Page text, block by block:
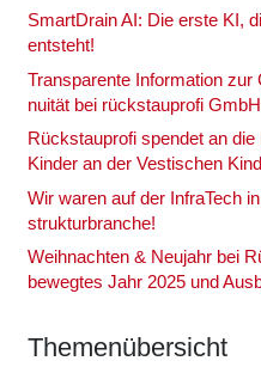
Smart­Drain AI: Die ers­te KI,
ent­steht!
Trans­pa­ren­te Infor­ma­ti­on
nui­tät bei rück­stau­pro­fi
Rück­stau­pro­fi spen­det an
Kin­der an der Ves­ti­schen
Wir waren auf der Infra­Tech
struk­tur­bran­che!
Weih­nach­ten & Neu­jahr bei
beweg­tes Jahr 2025 und
The­men­über­sicht